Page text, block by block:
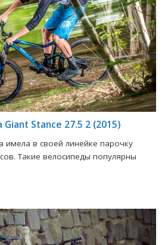
Stance 27.5 2 (2015)
имела в своей линейке парочку
Такие велосипеды популярны